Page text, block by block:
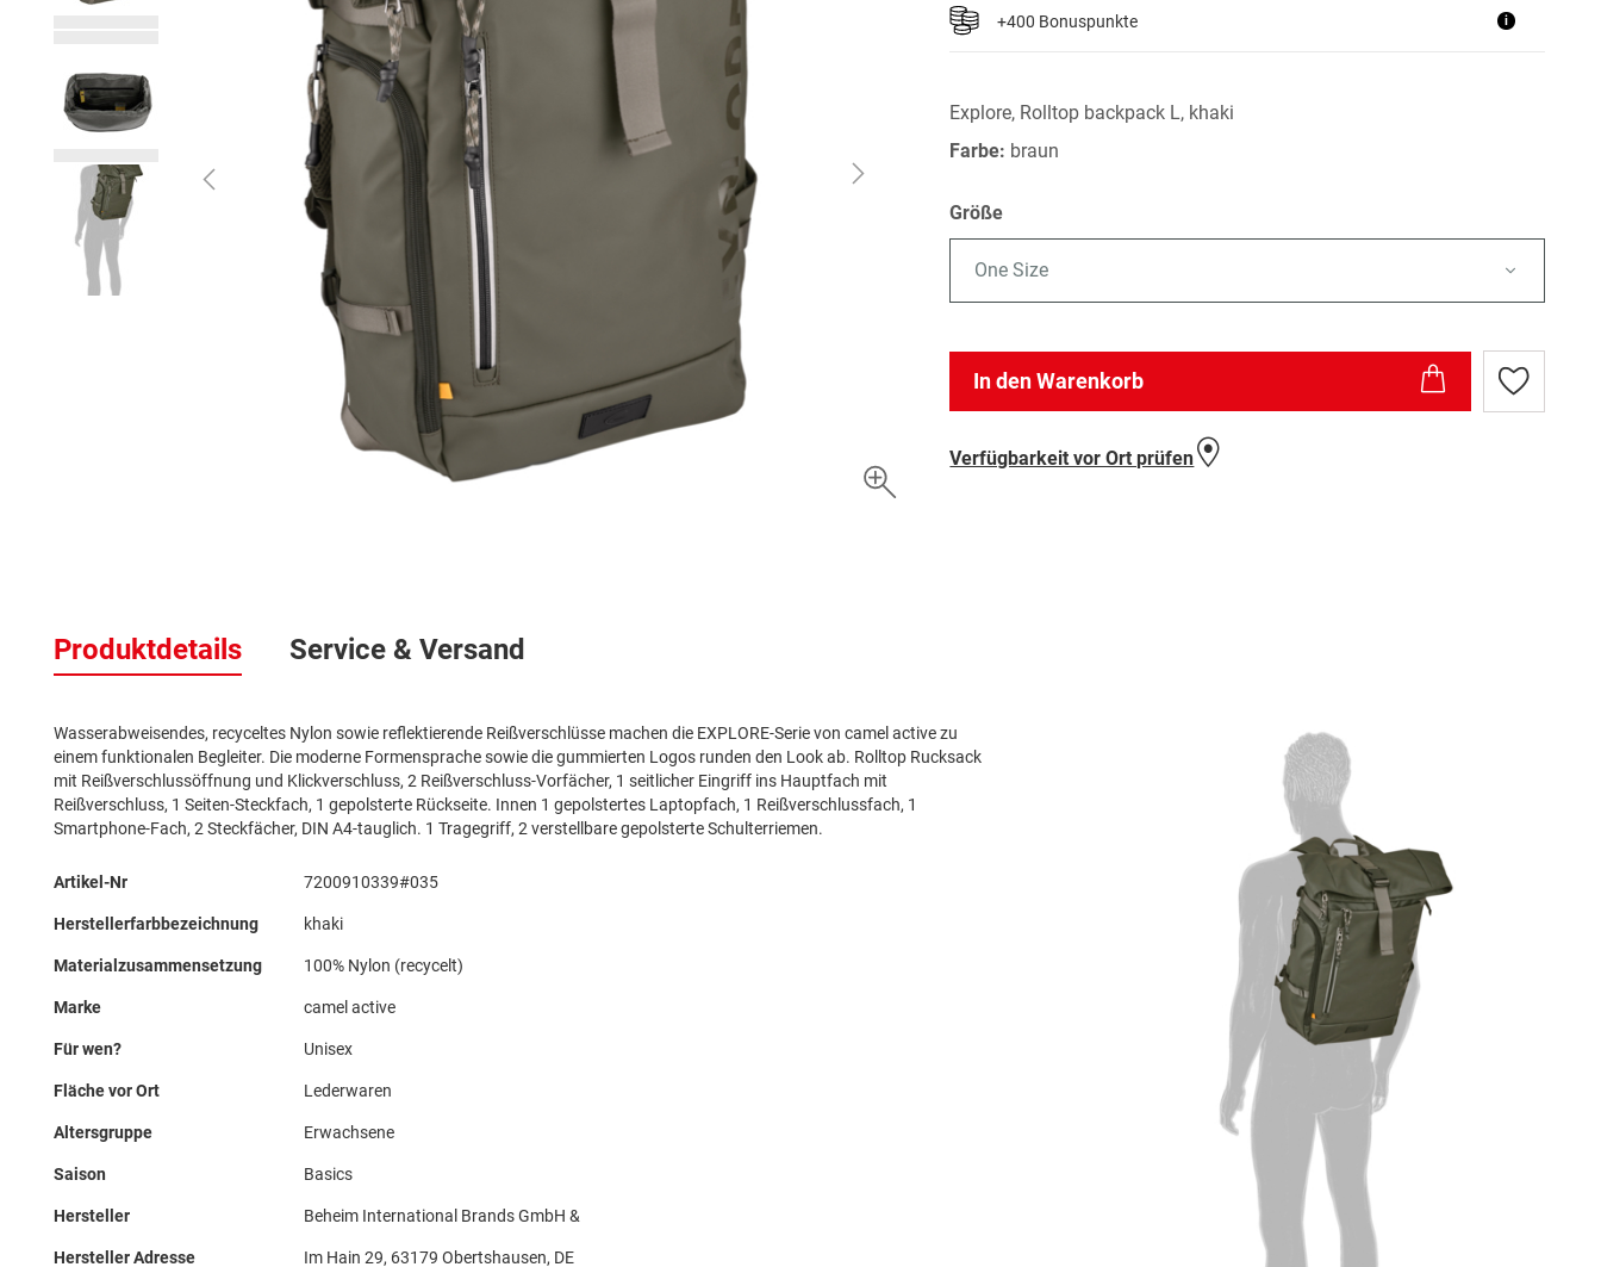
der
Bildergalerie
+400 Bonuspunkte i
Explore, Rolltop backpack L, khaki
Farbe: braun
Größe
One Size
In den Warenkorb
Zur
Wunschliste
Verfügbarkeit vor Ort prüfen
Produktdetails
Wasserabweisendes, recyceltes Nylon sowie reflektierende Reißverschlüsse machen die EXPLORE-Serie von camel active zu
einem funktionalen Begleiter. Die moderne Formensprache sowie die gummierten Logos runden den Look ab. Rolltop Rucksack
mit Reißverschlussöffnung und Klickverschluss, 2 Reißverschluss-Vorfächer, 1 seitlicher Eingriff ins Hauptfach mit
Reißverschluss, 1 Seiten-Steckfach, 1 gepolsterte Rückseite. Innen 1 gepolstertes Laptopfach, 1 Reißverschlussfach, 1
Smartphone-Fach, 2 Steckfächer, DIN A4-tauglich. 1 Tragegriff, 2 verstellbare gepolsterte Schulterriemen.
Mehr
Artikel-Nr 7200910339#035
Herstellerfarbbezeichnung khaki
Materialzusammensetzung 100% Nylon (recycelt)
Marke camel active
Für wen? Unisex
Fläche vor Ort Lederwaren
Altersgruppe Erwachsene
Saison Basics
Hersteller Beheim International Brands GmbH &
Hersteller Adresse Im Hain 29, 63179 Obertshausen, DE
Service & Versand